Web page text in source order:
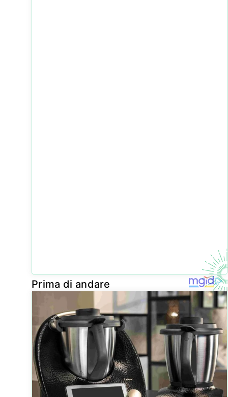
Prima di andare
BRAINBERRIES
Too Hot For TV?
These Scenes
Slipped Through
Anyway
BRAINBERRIES
Think You Know
FIFA 2026?
These Facts
May Surprise
BRAINBERRIES
It's Not Your
Typical Family:
Each Member
Has This Unique